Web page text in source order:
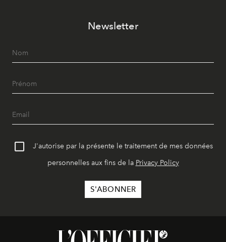
Newsletter
J'autorise par la présente le traitement de mes données
personnelles aux fins de la Privacy Policy